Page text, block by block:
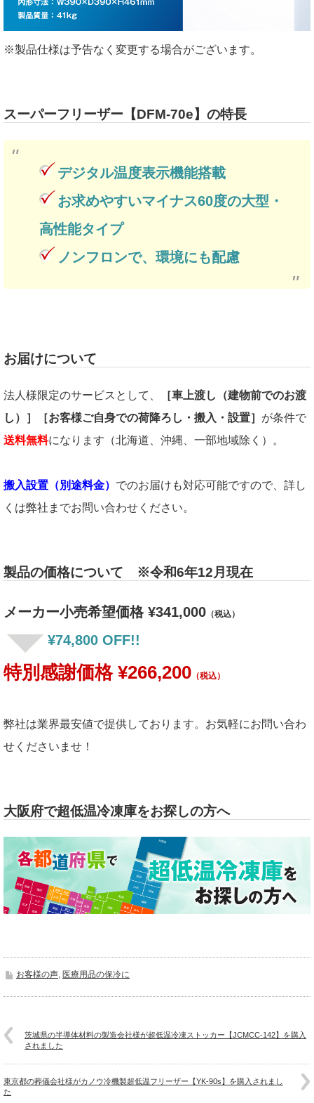
※製品仕様は予告なく変更する場合がございます。
スーパーフリーザー【DFM-70e】の特長
デジタル温度表示機能搭載
お求めやすいマイナス60度の大型・
高性能タイプ
ノンフロンで、環境にも配慮
お届けについて
法人様限定のサービスとして、
［車上渡し（建物前でのお渡
し）］［お客様ご自身での荷降ろし・搬入・設置］ が条件で
送料無料になります（北海道、沖縄、一部地域除く）。
搬入設置（別途料金） でのお届けも対応可能ですので、詳し
くは弊社までお問い合わせください。
製品の価格について ※令和6年12月現在
メーカー小売希望価格 ¥341,000 （税込）
¥74,800 OFF!!
特別感謝価格 ¥266,200 （税込）
弊社は業界最安値で提供しております。お気軽にお問い合わ
せくださいませ！
大阪府で超低温冷凍庫をお探しの方へ
お客様の声, 医療用品の保冷に
茨城県の半導体材料の製造会社様が超低温冷凍ストッカー【JCMCC-142】を購入
されました
東京都の葬儀会社様がカノウ冷機製超低温フリーザー【YK-90s】を購入されまし
た